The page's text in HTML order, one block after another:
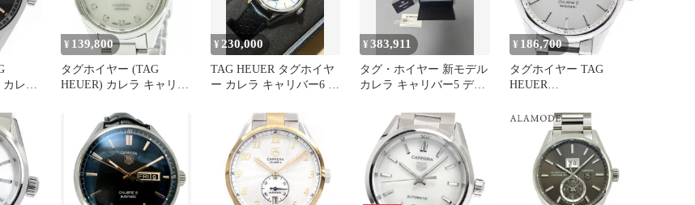
レラ
¥ 139,800
タグホイヤー (TAG
HEUER) カレラ キャリバ
文字盤 ステンレススチー
ル 自動巻き レディース
時計 WAR2414 (外装仕上
げ済み)
¥ 230,000
TAG HEUER タグホイヤ
ー カレラ キャリバー6 腕
¥383,911
タグ・ホイヤー 新モデル
カレラ キャリバー5 デイ
ローズゴールド 41mm メ
タル 時計 WBN2013
¥ 186,700
タグホイヤー TAG
HEUER
キャリバー5 デイデイト
自動巻き メンズ _952761